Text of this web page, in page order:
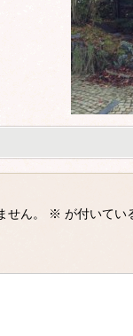
ん。 ※ が付いてい